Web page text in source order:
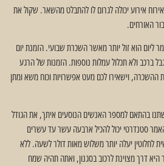
אירוע יכולה לגרום לו להתבלט מהשאר. שקול את
האורחים.
ליום הוא זול יותר מאשר השכרת שבועי. הזמנת יום
ברכב ולא תכלול עמלות נוספות. הזמנות של הרגע
ההשכרה, וישאירו לכם מעט אפשרויות וכוח משא ומתן
בהתאם למספר האנשים הנוסעים איתך, את הגודל
סטנדרטי יכול להכיל ארבעה עשר עד עשרים
לחלוטין יעלה יותר משלוש מאות דולר לשעה. ללא
דרך מצוינת לרכוב בסגנון, ואתה תהיה שמח